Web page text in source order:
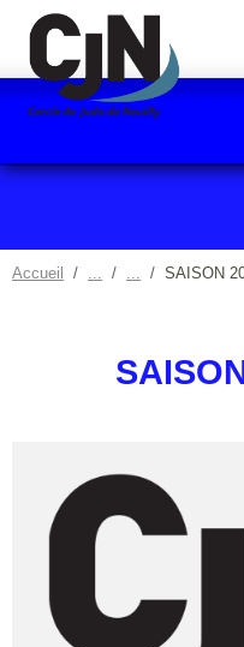
Accueil SAISON
Panneau de gestion des